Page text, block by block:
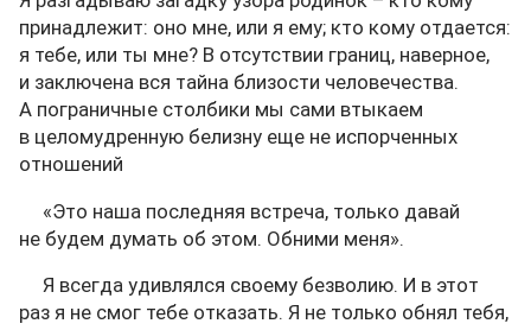
принадлежит: оно мне, или я ему; кто кому отдается:
я тебе, или ты мне? В отсутствии границ, наверное,
и заключена вся тайна близости человечества.
А пограничные столбики мы сами втыкаем
в целомудренную белизну еще не испорченных
отношений
«Это наша последняя встреча, только давай
не будем думать об этом. Обними меня».
Я всегда удивлялся своему безволию. И в этот
раз я не смог тебе отказать. Я не только обнял тебя,